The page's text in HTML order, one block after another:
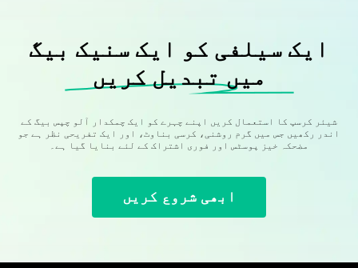
ایک سیلفی کو ایک سنیک بیگ
میں تبدیل کریں
شیئر کرسپ کا استعمال کریں اپنے چہرے کو ایک چمکدار آلو چپس بیگ کے
اندر رکھیں جس میں گرم روشنی، کرسی بناوٹ، اور ایک تفریحی نظر ہے جو
مضحکہ خیز پوسٹس اور فوری اشتراک کے لئے بنایا گیا ہے۔
ابھی شروع کریں